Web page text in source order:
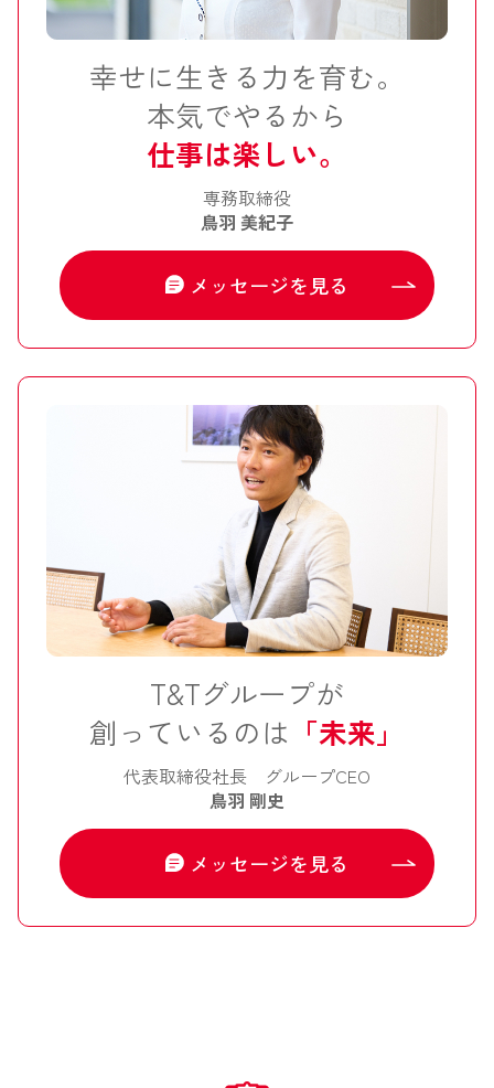
幸せに生きる力を育む。
本気でやるから
仕事は楽しい。
専務取締役
鳥羽 美紀子
メッセージを見る
T&Tグループが
創っているのは 「未来 」
代表取締役社長 グループCEO
鳥羽 剛史
メッセージを見る